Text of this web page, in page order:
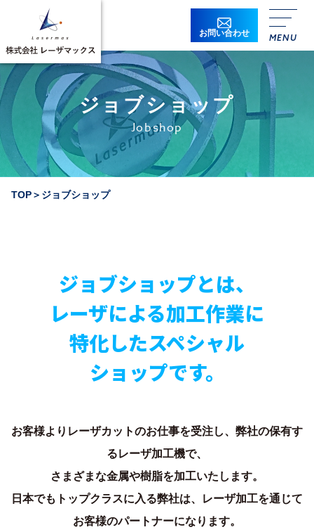
お問い合わせ
ジョブショップ
Jobshop
TOP＞ ジョブショップ
ジョブショップとは、
レーザによる加工作業に
特化したスペシャル
ショップです。
お客様よりレーザカットのお仕事を受注し、弊社の保有す
るレーザ加工機で、
さまざまな金属や樹脂を加工いたします。
日本でもトップクラスに入る弊社は、レーザ加工を通じて
お客様のパートナーになります。